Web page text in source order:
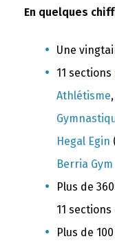
En quelques
Une
11 sections
Athlétisme,
Hegal Egin
Berria Gym
Plus de
11
Plus de